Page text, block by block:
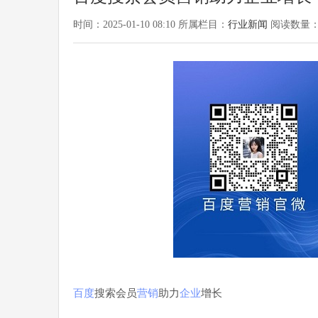
时间：2025-01-10 08:10 所属栏目： 行业新闻 阅读数量
百度搜索会员营销助力企业增长